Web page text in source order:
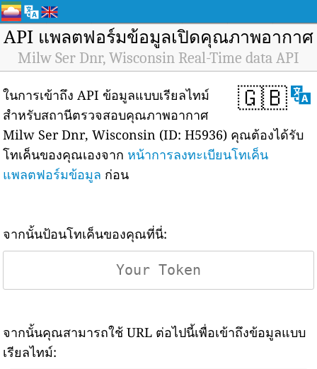
API แพลตฟอร์มข้อมูลเปิดคุณภาพอากาศ
Milw Ser Dnr, Wisconsin Real-Time data API
🇬🇧
ในการเข้าถึง API ข้อมูลแบบเรียลไทม์
สำหรับสถานีตรวจสอบคุณภาพอากาศ
Milw Ser Dnr, Wisconsin (ID: H5936) คุณต้องได้รับ
โทเค็นของคุณเองจาก หน้าการลงทะเบียนโทเค็น
แพลตฟอร์มข้อมูล ก่อน
จากนั้นป้อนโทเค็นของคุณที่นี่:
จากนั้นคุณสามารถใช้ URL ต่อไปนี้เพื่อเข้าถึงข้อมูลแบบ
เรียลไทม์: